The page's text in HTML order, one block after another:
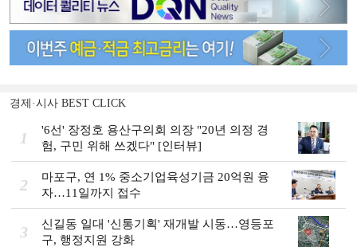
경제·시사 BEST CLICK
1
'6선' 장정호 용산구의회 의장 "20년 의정 경
험, 구민 위해 쓰겠다" [인터뷰]
2
마포구, 연 1% 중소기업육성기금 20억원 융
자…11일까지 접수
3
신길동 일대 '신통기획' 재개발 시동…영등포
구, 행정지원 강화